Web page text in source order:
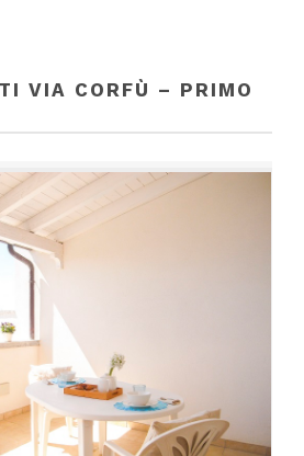
VIA CORFÙ – PRIMO